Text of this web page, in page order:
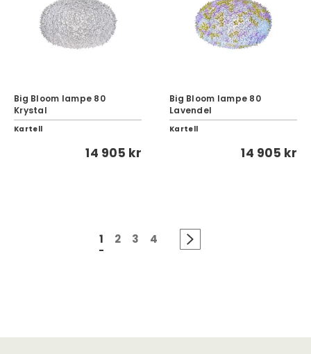
Big Bloom lampe 80
Krystal
Kartell
14 905 kr
Big Bloom lampe 80
Lavendel
Kartell
14 905 kr
1 2 3 4